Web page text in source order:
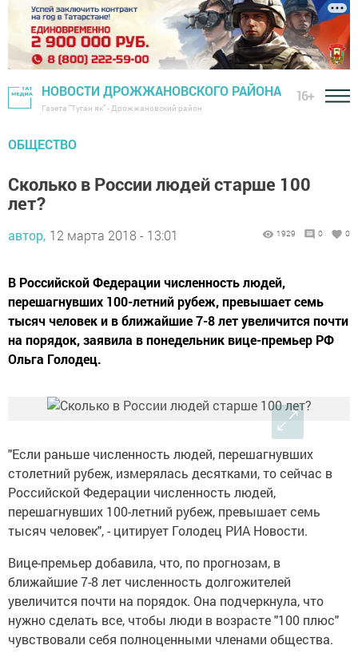
НОВОСТИ ДРОЖЖАНОВСКОГО РАЙОНА
Газета "Туган як" - Дрожжановский район
16+
ОБЩЕСТВО
Сколько в России людей старше 100
лет?
автор, 12 марта 2018 - 13:01 1929 0 0
В Российской Федерации численность людей,
перешагнувших 100-летний рубеж, превышает семь
тысяч человек и в ближайшие 7-8 лет увеличится почти
на порядок, заявила в понедельник вице-премьер РФ
Ольга Голодец.
"Если раньше численность людей, перешагнувших
столетний рубеж, измерялась десятками, то сейчас в
Российской Федерации численность людей,
перешагнувших 100-летний рубеж, превышает семь
тысяч человек", - цитирует Голодец РИА Новости.
Вице-премьер добавила, что, по прогнозам, в
ближайшие 7-8 лет численность долгожителей
увеличится почти на порядок. Она подчеркнула, что
нужно сделать все, чтобы люди в возрасте "100 плюс"
чувствовали себя полноценными членами общества.